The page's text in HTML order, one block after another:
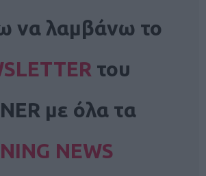
να λαμβάνω το
του
με όλα τα
NEWS